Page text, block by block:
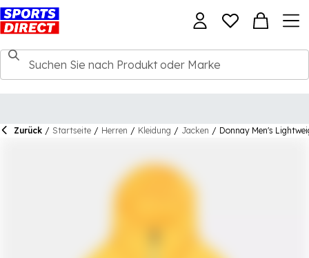
Zurück / Startseite / Herren / Kleidung / Jacken / Donnay Men's